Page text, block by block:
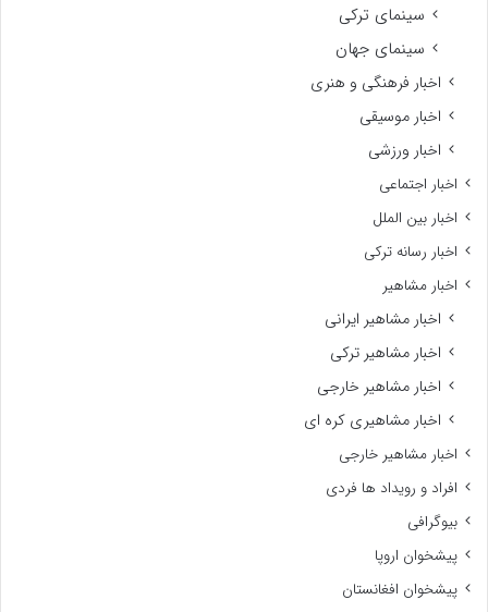
سینمای ترکی
سینمای جهان
اخبار فرهنگی و هنری
اخبار موسیقی
اخبار ورزشی
اخبار اجتماعی
اخبار بین الملل
اخبار رسانه ترکی
اخبار مشاهیر
اخبار مشاهیر ایرانی
اخبار مشاهیر ترکی
اخبار مشاهیر خارجی
اخبار مشاهیری کره ای
اخبار مشاهیر خارجی
افراد و رویداد ها فردی
بیوگرافی
پیشخوان اروپا
پیشخوان افغانستان